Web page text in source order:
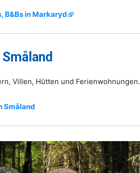
B&Bs in Markaryd
Villen, Hütten und Ferienwohnungen.
Småland